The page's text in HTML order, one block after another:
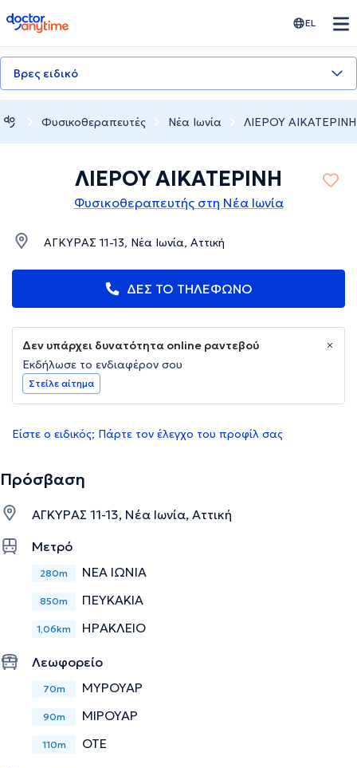
doctoranytime EL
Βρες ειδικό
Φυσικοθεραπευτές Νέα Ιωνία ΛΙΕΡΟΥ ΑΙΚΑΤΕΡΙΝΗ
ΛΙΕΡΟΥ ΑΙΚΑΤΕΡΙΝΗ
Φυσικοθεραπευτής στη Νέα Ιωνία
ΑΓΚΥΡΑΣ 11-13, Νέα Ιωνία, Αττική
ΔΕΣ ΤΟ ΤΗΛΕΦΩΝΟ
Δεν υπάρχει δυνατότητα online ραντεβού
Εκδήλωσε το ενδιαφέρον σου
Στείλε αίτημα
Είστε ο ειδικός; Πάρτε τον έλεγχο του προφίλ σας
Πρόσβαση
ΑΓΚΥΡΑΣ 11-13, Νέα Ιωνία, Αττική
Μετρό
280m ΝΕΑ ΙΩΝΙΑ
850m ΠΕΥΚΑΚΙΑ
1,06km ΗΡΑΚΛΕΙΟ
Λεωφορείο
70m ΜΥΡΟΥΑΡ
90m ΜΙΡΟΥΑΡ
110m ΟΤΕ